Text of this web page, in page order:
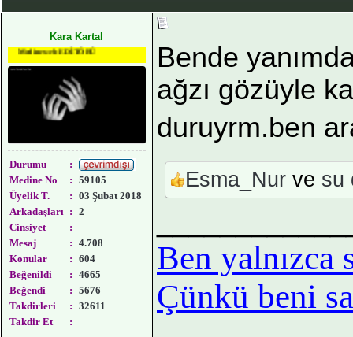
Kara Kartal
Medineweb EDİTÖRÜ
Durumu
:
Medine No
: 59105
Üyelik T.
: 03 Şubat 2018
Arkadaşları : 2
Cinsiyet
:
Mesaj
: 4.708
Konular
: 604
Beğenildi
: 4665
Beğendi
: 5676
Takdirleri
: 32611
Takdir Et
:
Bende
ağzı gözüyle
duruyrm.ben
Esma_Nur ve su
Ben yalnızca
Çünkü beni